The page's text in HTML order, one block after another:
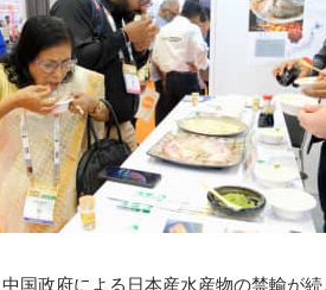
国政府による日本産水産物の禁輸が